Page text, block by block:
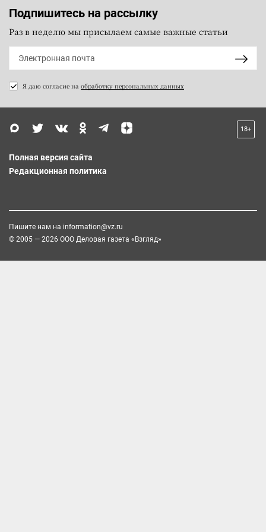
Подпишитесь на рассылку
Раз в неделю мы присылаем самые важные статьи
Я даю согласие на обработку персональных данных
18+
Полная версия сайта
Редакционная политика
Пишите нам на information@vz.ru
© 2005 — 2026 ООО Деловая газета «Взгляд»